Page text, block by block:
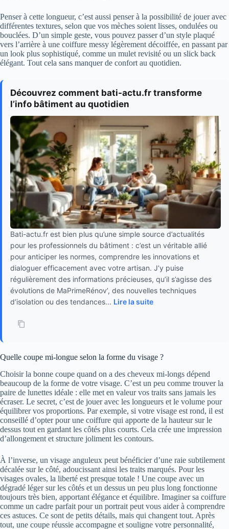
Penser à cette longueur, c’est aussi penser à la possibilité de jouer avec
différentes textures, selon que vos mèches soient lisses, ondulées ou
bouclées. D’un simple geste, vous pouvez passer d’un style plaqué
vers l’arrière à une coiffure messy légèrement décoiffée, en passant par
un look plus sophistiqué, comme un mulet revisité ou un slick back
élégant. Tout cela sans manquer de confort au quotidien.
Découvrez comment bati-actu.fr transforme
l’info bâtiment au quotidien
Bati-actu.fr est bien plus qu’une simple source d’actualités
pour les professionnels du bâtiment : c’est un véritable allié
pour anticiper les normes, comprendre les innovations et
dialoguer efficacement avec votre artisan. J’y puise
régulièrement des informations précieuses, qu’il s’agisse des
évolutions de MaPrimeRénov’, des nouvelles techniques
d’isolation ou des tendances... Lire la suite
Quelle coupe mi-longue selon la forme du visage ?
Choisir la bonne coupe quand on a des cheveux mi-longs dépend
beaucoup de la forme de votre visage. C’est un peu comme trouver la
paire de lunettes idéale : elle met en valeur vos traits sans jamais les
écraser. Le secret, c’est de jouer avec les longueurs et le volume pour
équilibrer vos proportions. Par exemple, si votre visage est rond, il est
conseillé d’opter pour une coiffure qui apporte de la hauteur sur le
dessus tout en gardant les côtés plus courts. Cela crée une impression
d’allongement et structure joliment les contours.
À l’inverse, un visage anguleux peut bénéficier d’une raie subtilement
décalée sur le côté, adoucissant ainsi les traits marqués. Pour les
visages ovales, la liberté est presque totale ! Une coupe avec un
dégradé léger sur les côtés et un dessus un peu plus long fonctionne
toujours très bien, apportant élégance et équilibre. Imaginer sa coiffure
comme un cadre parfait pour un portrait peut vous aider à comprendre
ces astuces. Ce sont de petits détails, mais qui changent tout. Après
tout, une coupe réussie accompagne et souligne votre personnalité,